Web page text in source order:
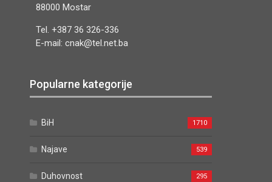
88000 Mostar
Tel. +387 36 326-336
E-mail: cnak@tel.net.ba
Popularne kategorije
BiH 1710
Najave 539
Duhovnost 295